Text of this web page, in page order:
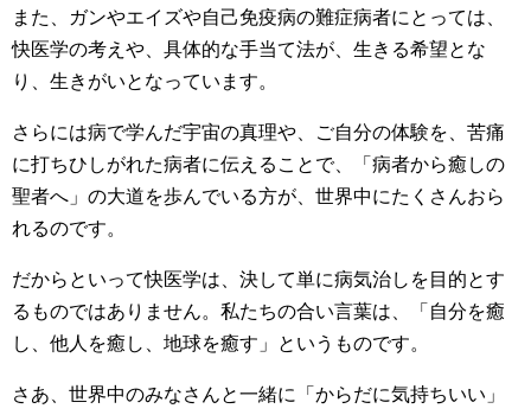
また、ガンやエイズや自己免疫病の難症病者にとっては、
快医学の考えや、具体的な手当て法が、生きる希望とな
り、生きがいとなっています。
さらには病で学んだ宇宙の真理や、ご自分の体験を、苦痛
に打ちひしがれた病者に伝えることで、「病者から癒しの
聖者へ」の大道を歩んでいる方が、世界中にたくさんおら
れるのです。
だからといって快医学は、決して単に病気治しを目的とす
るものではありません。私たちの合い言葉は、「自分を癒
し、他人を癒し、地球を癒す」というものです。
さあ、世界中のみなさんと一緒に「からだに気持ちいい」